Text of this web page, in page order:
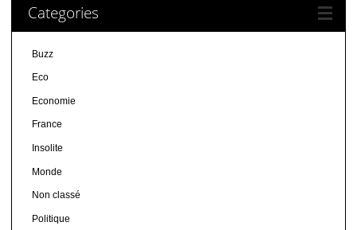
Categories
Buzz
Eco
Economie
France
Insolite
Monde
Non classé
Politique